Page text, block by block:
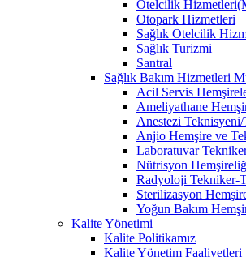
Otelcilik
Otopark Hizmetleri
Sağlık Otelcilik
Sağlık Turizmi
Santral
Sağlık Bakım Hizmetleri
Acil Servis
Ameliyathane
Anestezi
Anjio Hemşire ve
Laboratuvar
Nütrisyon
Radyoloji Tekniker-
Sterilizasyon
Yoğun Bakım
Kalite Yönetimi
Kalite Politikamız
Kalite Yönetim Faaliyetleri